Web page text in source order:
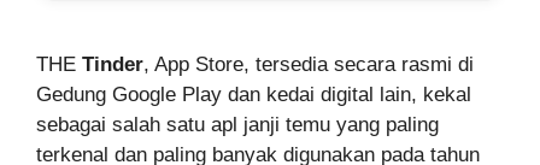
THE Tinder, App Store, tersedia secara rasmi di
Gedung Google Play dan kedai digital lain, kekal
sebagai salah satu apl janji temu yang paling
terkenal dan paling banyak digunakan pada tahun